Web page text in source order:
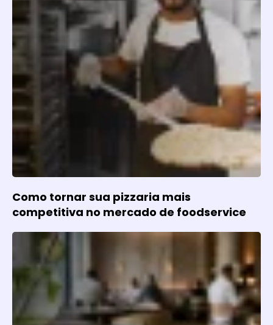
Como tornar sua pizzaria mais
competitiva no mercado de foodservice